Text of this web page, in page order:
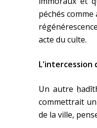
péchés
acte du culte.
L'intercession
Un autre
commettrait
de la ville,